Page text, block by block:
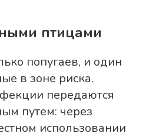
птицами
попугаев, и один
в зоне риска.
передаются
путем: через
использовании